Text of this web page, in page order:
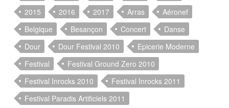
2015
2016 2017 Arras
Aéronef
Belgique
Besançon Concert
Danse
Dour
Dour Festival 2010
Epicerie Moderne
Festival
Festival Ground Zero 2010
Festival Inrocks 2010
Festival Inrocks 2011
Festival Paradis Artificiels 2011